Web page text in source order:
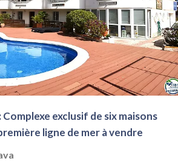
Complexe exclusif de six maisons
ligne de mer à vendre